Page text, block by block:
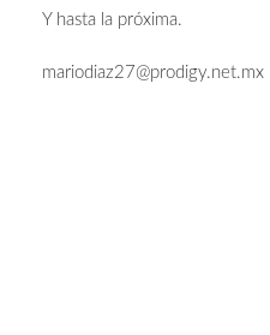
Y hasta la próxima.
mariodiaz27@prodigy.net.mx